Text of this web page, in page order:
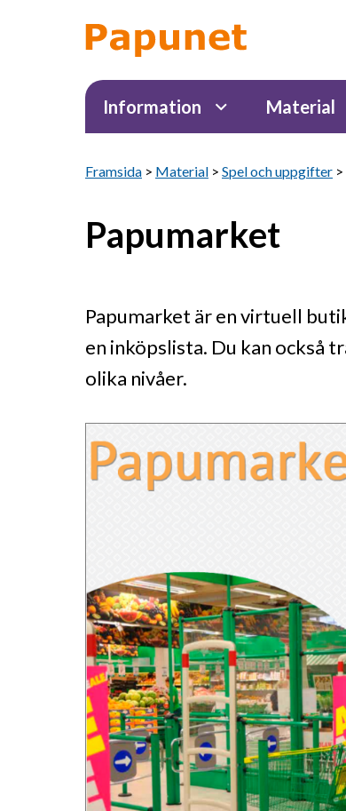
Information Material
Framsida > Material > Spel och uppgifter >
Papumarket
Papumarket är en virtuell
en inköpslista. Du kan också
olika nivåer.